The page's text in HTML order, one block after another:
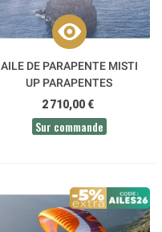
AILE DE PARAPENTE MISTI
UP PARAPENTES
2 710,00 €
Sur commande